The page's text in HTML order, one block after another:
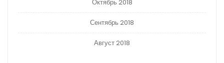
Октябрь 2018
Сентябрь 2018
Август 2018